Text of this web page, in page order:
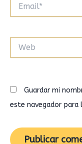
Guardar mi
este navegador para